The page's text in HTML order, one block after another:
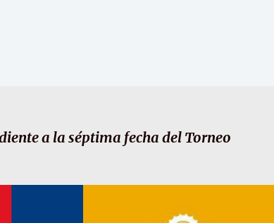
a la séptima fecha del Torneo